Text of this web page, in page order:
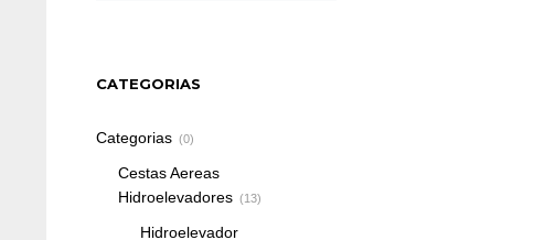
CATEGORIAS
Categorias (0)
Cestas Aereas
Hidroelevadores (13)
Hidroelevador